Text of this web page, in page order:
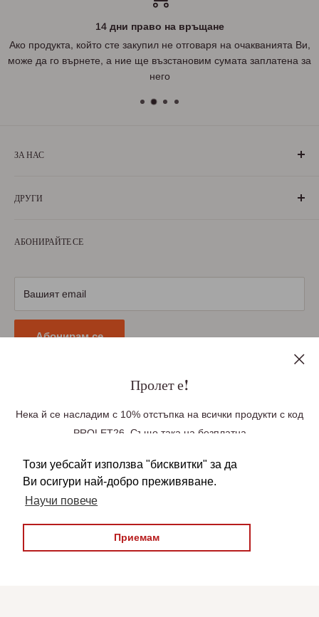
Този уебсайт използва "бисквитки" за да
Ви осигури най-добро преживяване.
Научи повече
Приемам
Пролет е!
Нека й се насладим с 10% отстъпка на всички продукти с код
PROLET26. Също така на безплатна
над £100, Германия при поръчка над £85(99
Euro), Европа при поръчка над £140 (163 Euro).
Безплатната доставка се прилага
автоматично във вашата количка. Над
22,950 българи зад граница вече ни се
14 дни право на връщане
Ако продукта, който сте закупил не отговаря на очакванията Ви,
може да го върнете, а ние ще възстановим сумата заплатена за
него
ЗА НАС
са живели извън границите на България. Екипът ни се
милеещи за нея.
ДРУГИ
Условия за ползване
АБОНИРАЙТЕ СЕ
Вашият email
Абонирам се